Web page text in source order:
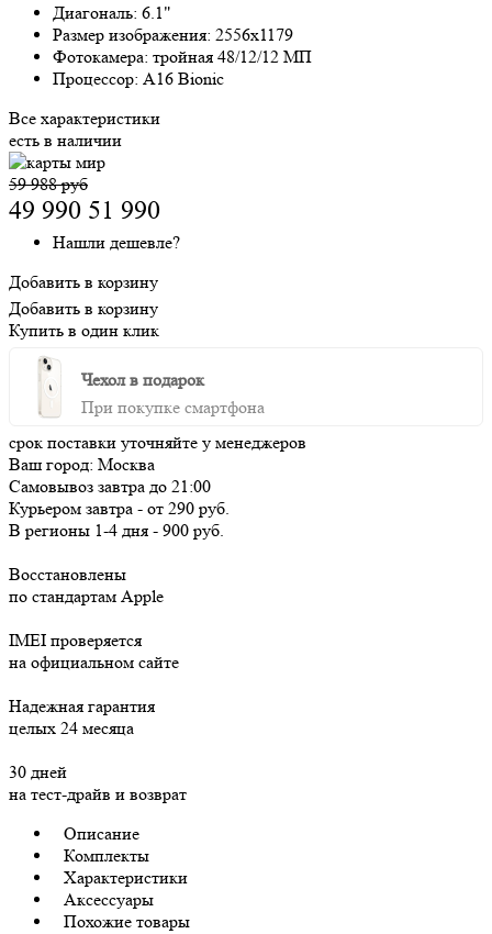
Диагональ: 6.1"
Размер изображения: 2556x1179
Фотокамера: тройная 48/12/12 МП
Процессор: A16 Bionic
Все характеристики
есть в наличии
59 988 руб
49 990 51 990
Нашли дешевле?
Добавить в корзину
Добавить в корзину
Купить в один клик
Чехол в подарок
При покупке смартфона
срок поставки уточняйте у менеджеров
Ваш город: Москва
Самовывоз завтра до 21:00
Курьером завтра - от 290 руб.
В регионы 1-4 дня - 900 руб.
Восстановлены
по стандартам Apple
IMEI проверяется
на официальном сайте
Надежная гарантия
целых 24 месяца
30 дней
на тест-драйв и возврат
Описание
Комплекты
Характеристики
Аксессуары
Похожие товары